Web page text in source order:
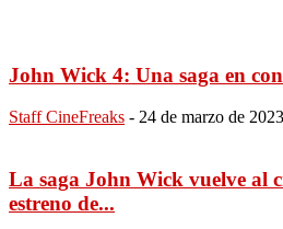
John Wick 4: Una saga en
Staff CineFreaks - 24 de marzo de 2023
La saga John Wick vuelve al
estreno de...